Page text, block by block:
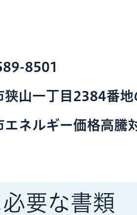
8501
狭山一丁目2384番地
エネルギー価格高騰
要な書類